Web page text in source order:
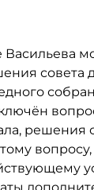
совета
решения
вопросу,